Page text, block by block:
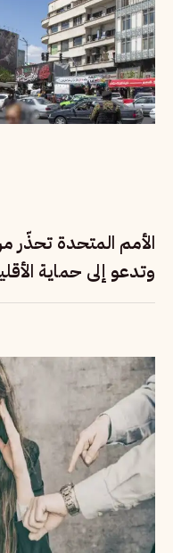
الأمم المتحدة
وتدعو إلى حماية